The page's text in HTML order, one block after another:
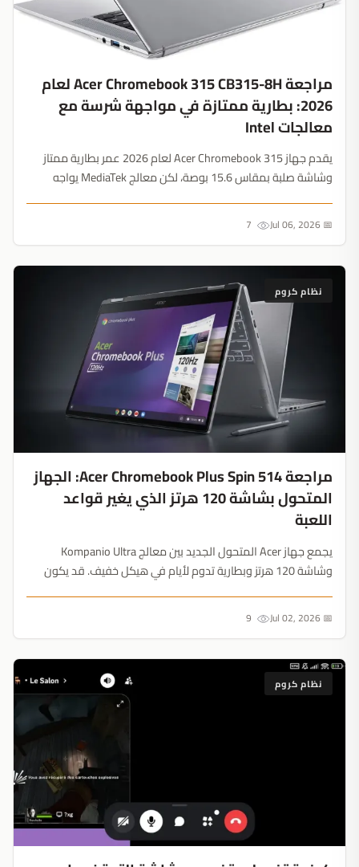
مراجعة Acer Chromebook 315 CB315-8H لعام
2026: بطارية ممتازة في مواجهة شرسة مع
معالجات Intel
يقدم جهاز Acer Chromebook 315 لعام 2026 عمر بطارية ممتاز
وشاشة صلبة بمقاس 15.6 بوصة، لكن معالج MediaTek يواجه
📅 Jul 06, 2026
نظام كروم
مراجعة Acer Chromebook Plus Spin 514: الجهاز
المتحول بشاشة 120 هرتز الذي يغير قواعد
اللعبة
يجمع جهاز Acer المتحول الجديد بين معالج Kompanio Ultra
وشاشة 120 هرتز وبطارية تدوم لأيام في هيكل خفيف. قد يكون
📅 Jul 02, 2026
نظام كروم